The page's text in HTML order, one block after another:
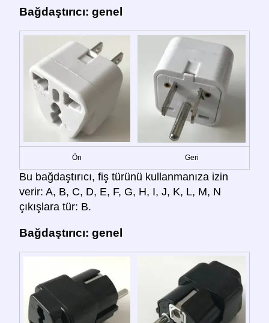
Bağdaştırıcı: genel
Ön Geri
Bu bağdaştırıcı, fiş türünü kullanmanıza izin
verir: A, B, C, D, E, F, G, H, I, J, K, L, M, N
çıkışlara tür: B.
Bağdaştırıcı: genel